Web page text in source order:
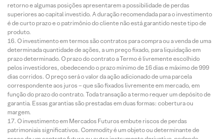
retorno e algumas posições apresentarem a possibilidade de perdas
superiores ao capital investido. A duração recomendada para o investimento
é de curto prazo e o patrimônio do cliente não está garantido neste tipo de
produto.
O investimento em termos são contratos para compra ou a venda de uma
determinada quantidade de ações, a um preço fixado, para liquidação em
prazo determinado. O prazo do contrato a Termo é livremente escolhido
pelos investidores, obedecendo o prazo mínimo de 16 dias e máximo de 999
dias corridos. O preço será o valor da ação adicionado de uma parcela
correspondente aos juros – que são fixados livremente em mercado, em
função do prazo do contrato. Toda transação a termo requer um depósito de
garantia. Essas garantias são prestadas em duas formas: cobertura ou
margem.
O investimento em Mercados Futuros embute riscos de perdas
patrimoniais significativos. Commodity é um objeto ou determinante de